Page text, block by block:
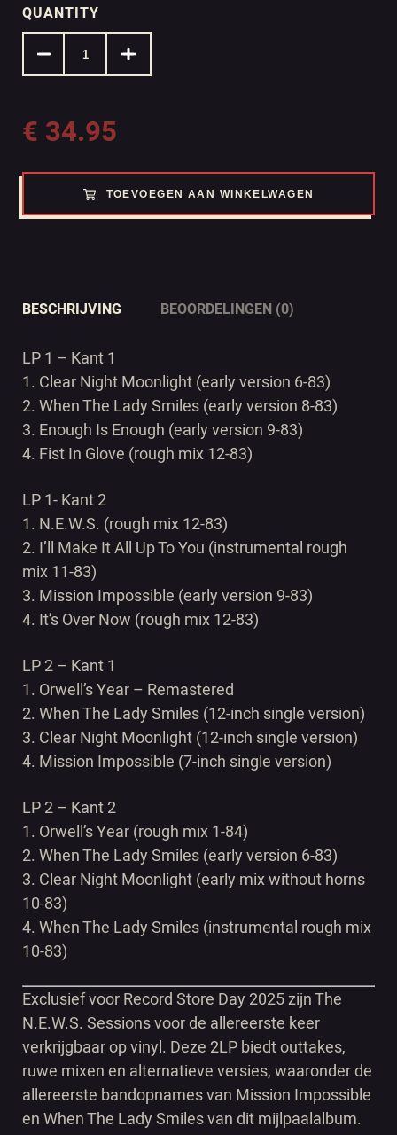
QUANTITY
€ 34.95
TOEVOEGEN AAN WINKELWAGEN
BESCHRIJVING BEOORDELINGEN (0)
LP 1 – Kant 1
1. Clear Night Moonlight (early version 6-83)
2. When The Lady Smiles (early version 8-83)
3. Enough Is Enough (early version 9-83)
4. Fist In Glove (rough mix 12-83)
LP 1- Kant 2
1. N.E.W.S. (rough mix 12-83)
2. I’ll Make It All Up To You (instrumental rough
mix 11-83)
3. Mission Impossible (early version 9-83)
4. It’s Over Now (rough mix 12-83)
LP 2 – Kant 1
1. Orwell’s Year – Remastered
2. When The Lady Smiles (12-inch single version)
3. Clear Night Moonlight (12-inch single version)
4. Mission Impossible (7-inch single version)
LP 2 – Kant 2
1. Orwell’s Year (rough mix 1-84)
2. When The Lady Smiles (early version 6-83)
3. Clear Night Moonlight (early mix without horns
10-83)
4. When The Lady Smiles (instrumental rough mix
10-83)
Exclusief voor Record Store Day 2025 zijn The
N.E.W.S. Sessions voor de allereerste keer
verkrijgbaar op vinyl. Deze 2LP biedt outtakes,
ruwe mixen en alternatieve versies, waaronder de
allereerste bandopnames van Mission Impossible
en When The Lady Smiles van dit mijlpaalalbum.